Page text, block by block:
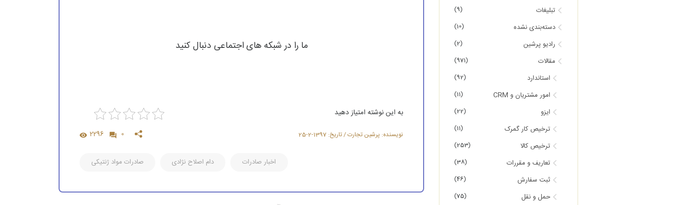
ما را در شبکه های اجتماعی دنبال کنید
به این نوشته امتیاز دهید
نویسنده: پرشین تجارت / تاریخ: 1397-2-25 0
2296
اخبار صادرات دام اصلاح نژادی صادرات مواد ژنتیکی
تبلیغات (9)
دسته‌بندی نشده (10)
رادیو پرشین (2)
مقالات (971)
استاندارد (92)
امور مشتریان و CRM (11)
ایزو (22)
ترخیص کار گمرک (11)
ترخیص کالا (253)
تعاریف و مقررات (38)
ثبت سفارش (46)
حمل و نقل (75)